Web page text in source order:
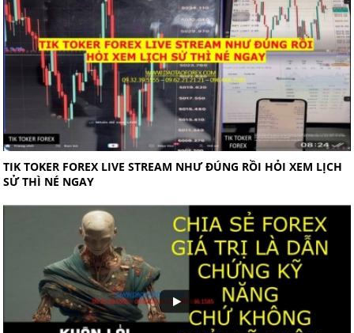
TIK TOKER FOREX LIVE STREAM NHƯ ĐÚNG RỒI HỎI XEM LỊCH
SỬ THÌ NÉ NGAY